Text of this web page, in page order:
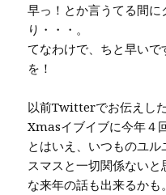
早っ！とか言うてる間
り・・・。
てなわけで、ちと早い
を！
以前Twitterでお伝えし
Xmasイブイブに今年４
とはいえ、いつものユ
スマスと一切関係ないと
な来年の話も出来るかも。